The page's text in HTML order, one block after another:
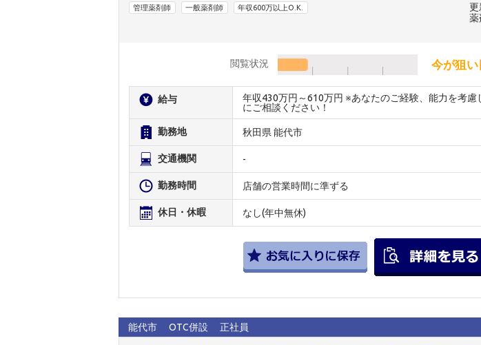
管理薬剤師 一般薬剤師 年収600万以上O.K.
更
薬
閲覧状況 今が狙い
給与
年収430万円～610万円 ※あなたのご経験、能力を考
にご相談ください！
勤務地 秋田県 能代市
交通機関 -
勤務時間 店舗の営業時間に準ずる
休日・休暇 なし(年中無休)
能代市 OTC併設 正社員